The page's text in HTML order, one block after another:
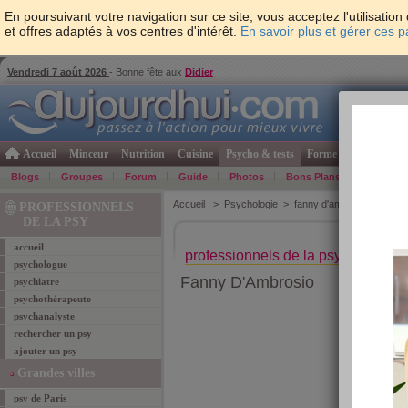
En poursuivant votre navigation sur ce site, vous acceptez
et offres adaptés à vos centres d'intérêt. En savoir plus et gérer ces
Vendredi 7 août 2026 - Bonne fête aux Didier
Accueil Minceur Nutrition Cuisine Psycho & tests Forme & santé
Blogs Groupes Forum Guide Photos Bons Plans
PROFESSIONNELS
DE LA PSY
accueil
psychologue
psychiatre
psychothérapeute
psychanalyste
rechercher un psy
ajouter un psy
Grandes villes
psy de Paris
Accueil > Psychologie > fanny d'ambrosio
professionnels de la psy Antibes
Fanny D'Ambrosio